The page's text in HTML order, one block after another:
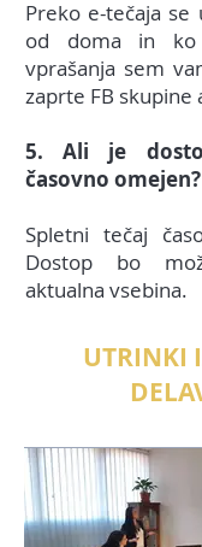
Preko e-tečaja
od doma in
vprašanja sem
zaprte FB skupine
5. Ali je
časovno omejen?
Spletni tečaj
Dostop bo
aktualna vsebina.
UTRINKI